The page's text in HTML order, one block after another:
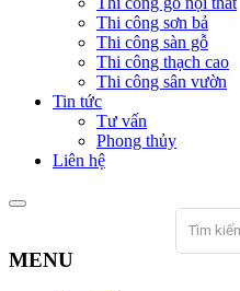
Thi công sơn bả
Thi công sàn gỗ
Thi công thạch cao
Thi công sân vườn
Tin tức
Tư vấn
Phong thủy
Liên hệ
MENU